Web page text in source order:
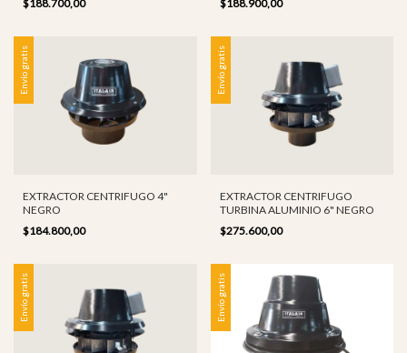
$188.700,00
$188.900,00
Envío gratis
EXTRACTOR CENTRIFUGO 4"
NEGRO
$184.800,00
Envío gratis
EXTRACTOR CENTRIFUGO
TURBINA ALUMINIO 6" NEGRO
$275.600,00
Envío gratis Envío gratis